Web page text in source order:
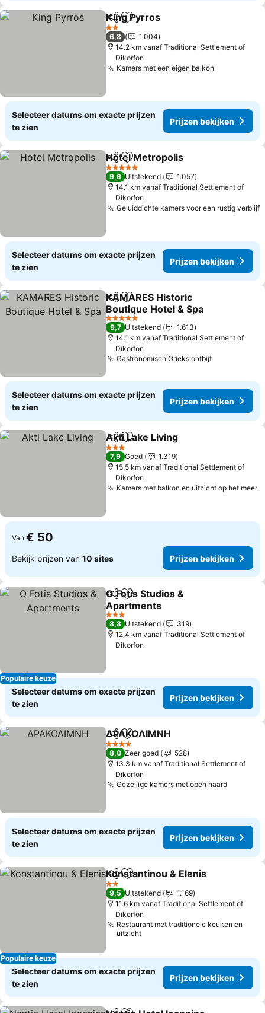
DelenToevoegen aan favorieten
King Pyrros
2 Sterren
6,8
1.004
14.2 km vanaf Traditional Settlement of
Dikorfon
Kamers met een eigen balkon
Selecteer datums om exacte prijzen
te zien
Prijzen bekijken
DelenToevoegen aan favorieten
Hotel Metropolis
5 Sterren
9,6 Uitstekend
1.057
14.1 km vanaf Traditional Settlement of
Dikorfon
Geluiddichte kamers voor een rustig verblijf
Selecteer datums om exacte prijzen
te zien
Prijzen bekijken
DelenToevoegen aan favorieten
KAMARES Historic
Boutique Hotel & Spa
Prijzen bekijken
5 Sterren
9,7 Uitstekend
1.613
14.1 km vanaf Traditional Settlement of
Dikorfon
Gastronomisch Grieks ontbijtPrijzen
Selecteer datums om exacte prijzen
te zien
Prijzen bekijken
DelenToevoegen aan favorieten
Akti Lake Living
3 Sterren
7,9 Goed
1.319
15.5 km vanaf Traditional Settlement of
Dikorfon
Kamers met balkon en uitzicht op het meer
Van € 50
Bekijk prijzen van 10 sites Prijzen bekijken
Populaire keuze
DelenToevoegen aan favorieten
O Fotis Studios &
Apartments
Prijzen bekijken
3 Sterren
8,8 Uitstekend
319
12.4 km vanaf Traditional Settlement of
Dikorfon
Selecteer datums om exacte prijzen
te zien
Prijzen bekijken
DelenToevoegen aan favorieten
ΔΡΑΚΟΛΙΜΝΗ
4 Sterren
8,0 Zeer goed
528
13.3 km vanaf Traditional Settlement of
Dikorfon
Gezellige kamers met open haardPrijzen
Selecteer datums om exacte prijzen
te zien
Prijzen bekijken
Populaire keuze
DelenToevoegen aan favorieten
Konstantinou & Elenis
2 Sterren
9,5 Uitstekend
1.169
11.6 km vanaf Traditional Settlement of
Dikorfon
Restaurant met traditionele keuken en
uitzicht
Selecteer datums om exacte prijzen
te zien
Prijzen bekijken